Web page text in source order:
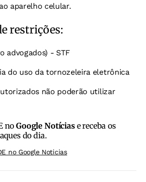
aparelho celular.
restrições:
advogados) - STF
do uso da tornozeleira eletrônica
não poderão utilizar
noGoogle Notíciase receba os
do dia.
no Google Noticias